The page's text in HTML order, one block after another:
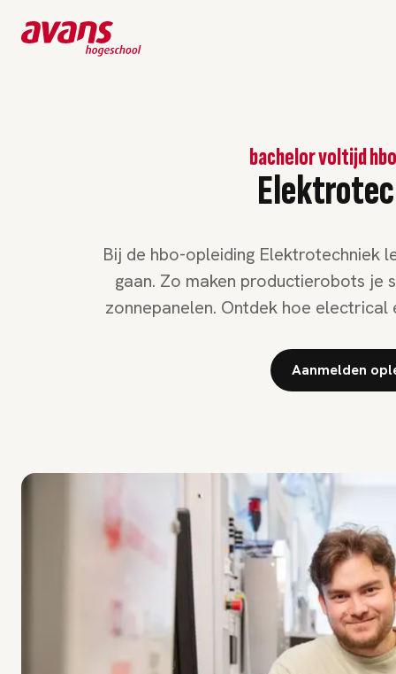
bachelor voltijd
Bij de hbo-opleiding Elektrotechniek
gaan. Zo maken productierobots je
zonnepanelen. Ontdek hoe electrical
Aanmelden